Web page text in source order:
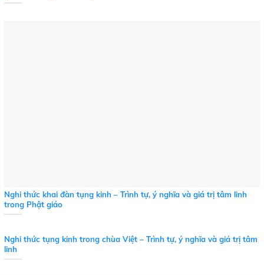
Nghi thức khai đàn tụng kinh – Trình tự, ý nghĩa và giá trị tâm linh
trong Phật giáo
Nghi thức tụng kinh trong chùa Việt – Trình tự, ý nghĩa và giá trị tâm
linh